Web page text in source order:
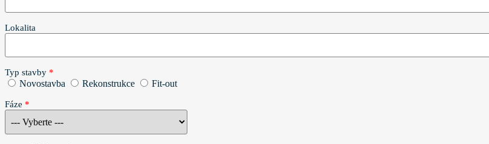
Lokalita
Typ stavby *
Novostavba Rekonstrukce Fit-out
Fáze *